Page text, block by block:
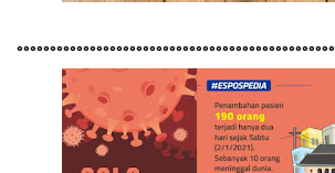
°°°°°°°°°°°°°°°°°°°°°°°°°°°°°°°°°°°°°°°°°°°°°°°°